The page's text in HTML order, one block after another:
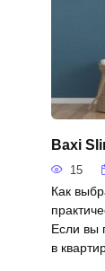
Baxi
15
Как
Если вы
в